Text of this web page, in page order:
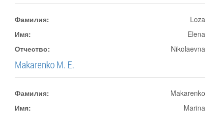
Фамилия:
Loza
Имя:
Elena
Отчество:
Nikolaevna
Makarenko M. E.
Фамилия:
Makarenko
Имя:
Marina